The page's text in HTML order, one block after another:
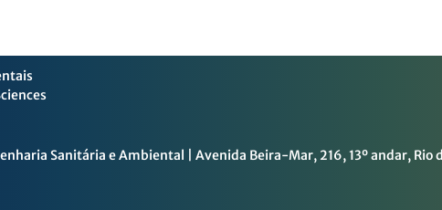
Sanitária e Ambiental | Avenida Beira-Mar, 216, 13º andar, Rio